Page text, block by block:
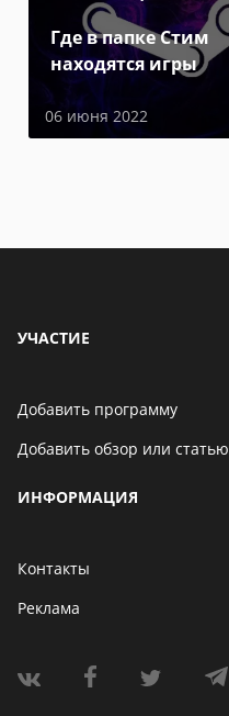
Где в папке Стим
находятся игры
06 июня 2022
УЧАСТИЕ
Добавить программу
Добавить обзор или статью
ИНФОРМАЦИЯ
Контакты
Реклама